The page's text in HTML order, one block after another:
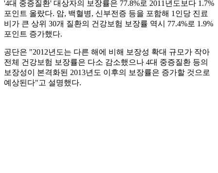
'4대 중증질환' 대상자의 보장률은 77.8%로 2011년도보다 1.7%
포인트 올랐다. 암, 백혈병, 신부전증 등을 포함해 1인당 진료
비가 큰 상위 30개 질환의 건강보험 보장률 역시 77.4%로 1.9%
포인트 증가했다.
공단은 "2012년도는 다른 해에 비해 보장성 확대 규모가 작아
전체 건강보험 보장률은 다소 감소했으나 4대 중증질환 등의
보장성이 본격화된 2013년도 이후의 보장률은 증가할 것으로
예상된다"고 설명했다.